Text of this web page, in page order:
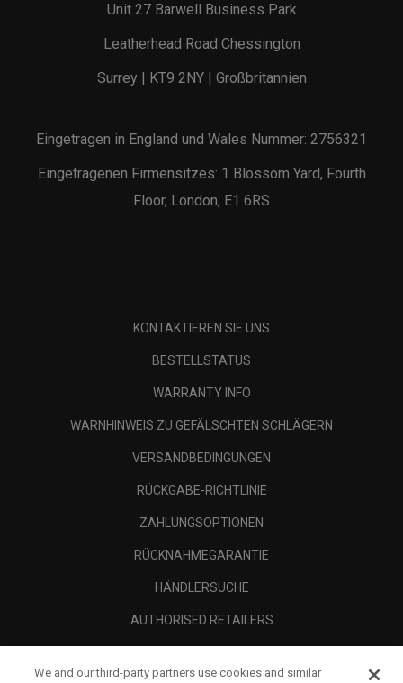
Unit 27 Barwell Business Park
Leatherhead Road Chessington
Surrey | KT9 2NY | Großbritannien
Eingetragen in England und Wales Nummer: 2756321
Eingetragenen Firmensitzes: 1 Blossom Yard, Fourth
Floor, London, E1 6RS
KONTAKTIEREN SIE UNS
BESTELLSTATUS
WARRANTY INFO
WARNHINWEIS ZU GEFÄLSCHTEN SCHLÄGERN
VERSANDBEDINGUNGEN
RÜCKGABE-RICHTLINIE
ZAHLUNGSOPTIONEN
RÜCKNAHMEGARANTIE
HÄNDLERSUCHE
AUTHORISED RETAILERS
We and our third-party partners use cookies and similar